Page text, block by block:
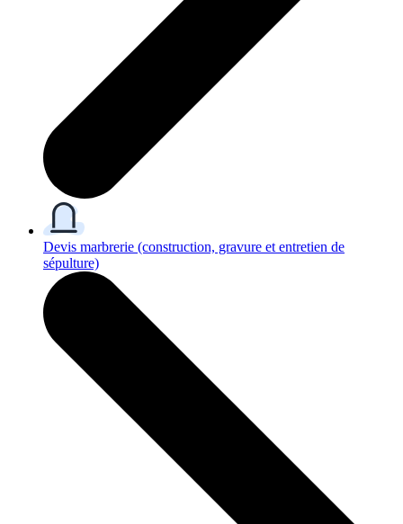
Devis marbrerie (construction, gravure et entretien de
sépulture)